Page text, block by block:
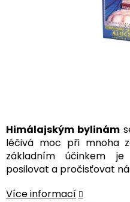
Himálajským bylinám
léčivá moc při mnoha
základním účinkem je
posilovat a pročisťovat
Více informací